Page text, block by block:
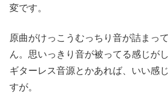
変です。
原曲がけっこうむっちり音が詰まっ
ん。思いっきり音が被ってる感じがし
ギターレス音源とかあれば、いい感
すが。